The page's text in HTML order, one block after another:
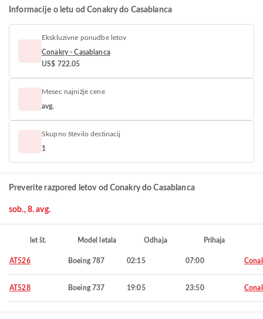
Informacije o letu od Conakry do Casablanca
Ekskluzivne ponudbe letov
Conakry - Casablanca
US$ 722.05
Mesec najnižje cene
avg.
Skupno število destinacij
1
Preverite razpored letov od Conakry do Casablanca
sob., 8. avg.
let št. Model letala Odhaja Prihaja
AT526 Boeing 787 02:15 07:00
AT528 Boeing 737 19:05 23:50